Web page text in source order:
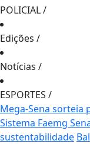
POLICIAL/
Edições /
Notícias /
ESPORTES /
Mega-Sena sorteia
Sistema Faemg
sustentabilidade